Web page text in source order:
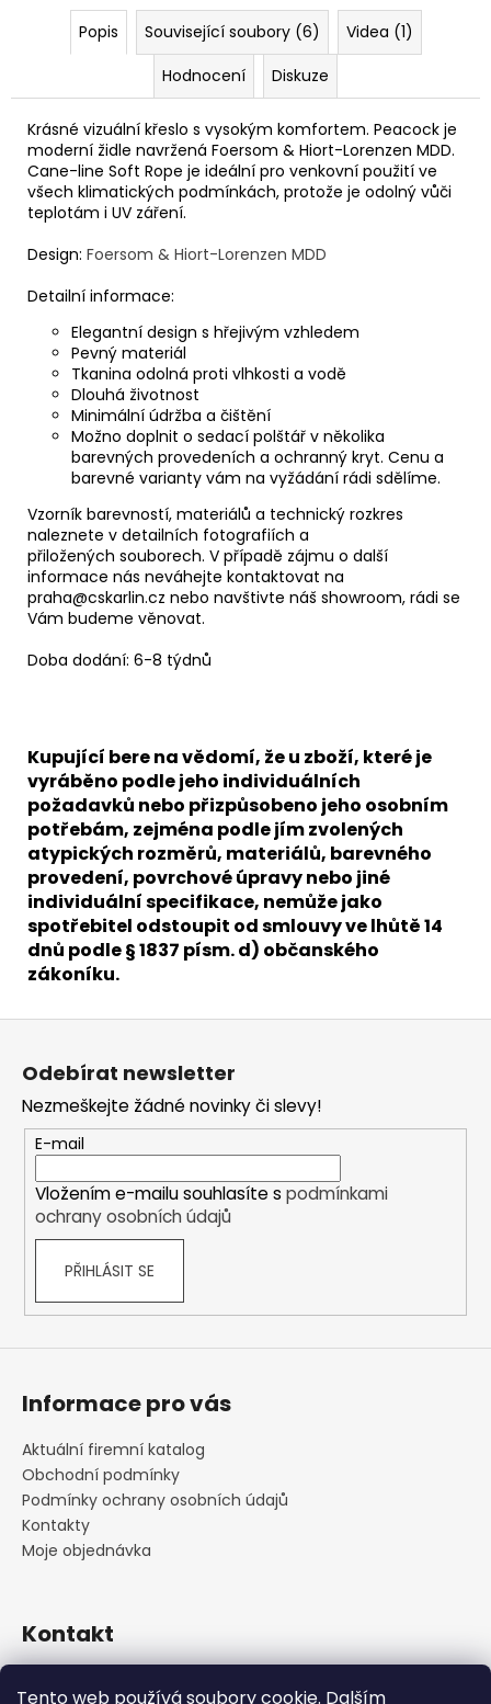
Tento web používá soubory cookie. Dalším
Popis Související soubory (6)
Videa (1)
Hodnocení
Diskuze
Krásné vizuální křeslo s vysokým komfortem. Peacock je
moderní židle navržená Foersom & Hiort-Lorenzen MDD.
Cane-line Soft Rope je ideální pro venkovní použití ve
všech klimatických podmínkách, protože je odolný vůči
teplotám i UV záření.
Design: Foersom & Hiort-Lorenzen MDD
Detailní informace:
Elegantní design s hřejivým vzhledem
Pevný materiál
Tkanina odolná proti vlhkosti a vodě
Dlouhá životnost
Minimální údržba a čištění
Možno doplnit o sedací polštář v několika
barevných provedeních a ochranný kryt. Cenu a
barevné varianty vám na vyžádání rádi sdělíme.
Vzorník barevností, materiálů a technický rozkres
naleznete v detailních fotografiích a
přiložených souborech. V případě zájmu o další
informace nás neváhejte kontaktovat na
praha@cskarlin.cz nebo navštivte náš showroom, rádi se
Vám budeme věnovat.
Doba dodání: 6-8 týdnů
Kupující bere na vědomí, že u zboží, které je
vyráběno podle jeho individuálních
požadavků nebo přizpůsobeno jeho osobním
potřebám, zejména podle jím zvolených
atypických rozměrů, materiálů, barevného
provedení, povrchové úpravy nebo jiné
individuální specifikace, nemůže jako
spotřebitel odstoupit od smlouvy ve lhůtě 14
dnů podle § 1837 písm. d) občanského
zákoníku.
Z
Odebírat newsletter
Nezmeškejte žádné novinky či slevy!
E-mail
Vložením e-mailu souhlasíte s podmínkami
ochrany osobních údajů
PŘIHLÁSIT SE
Informace pro vás
Aktuální firemní katalog
Obchodní podmínky
Podmínky ochrany osobních údajů
Kontakty
Moje objednávka
Kontakt